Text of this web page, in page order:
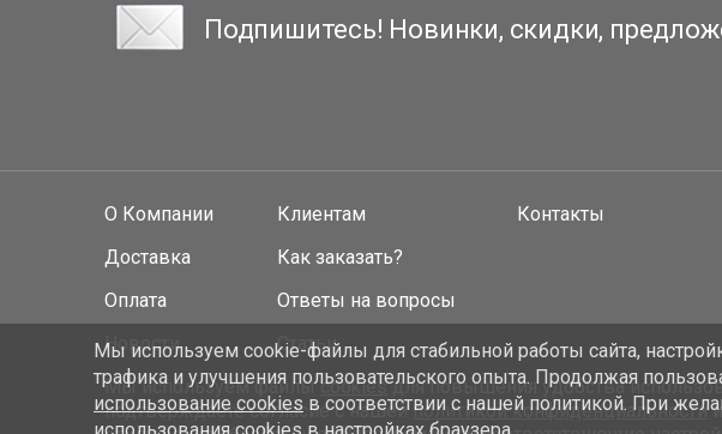
Подпишитесь! Новинки, скидки,
О Компании
Доставка
Оплата
Новости
Клиентам
Как заказать?
Ответы на вопросы
Статьи
Контакты
Мы используем файлыcookiesдля повышения удобства
подтверждаете согласие с нашей политикой конфиденциальностии
Мы используем cookie-файлы для стабильной работы сайта,
трафика и улучшения пользовательского опыта. Продолжая
использование cookies в соответствии с нашей политикой. При